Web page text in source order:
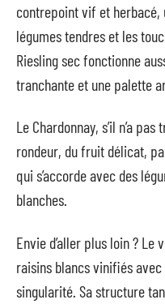
contrepoint vif et
légumes tendres et les
Riesling sec fonctionne
tranchante et une palette
Le Chardonnay, s’il n’a
rondeur, du fruit délicat,
qui s’accorde avec des
blanches.
Envie d’aller plus loin ?
raisins blancs vinifiés
singularité. Sa structure